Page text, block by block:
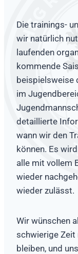
Die trainings-
wir natürlich
laufenden
kommende
beispielsweise
im
detaillierte
wann wir den
können. Es
alle mit vollem
wieder
wieder zulässt.
Wir wünschen
schwierige Zeit
bleiben, und